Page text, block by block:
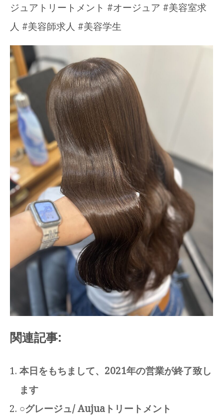
ジュアトリートメント #オージュア #美容室求
人 #美容師求人 #美容学生
関連記事:
本日をもちまして、2021年の営業が終了致し
ます
○グレージュ/ Aujuaトリートメント